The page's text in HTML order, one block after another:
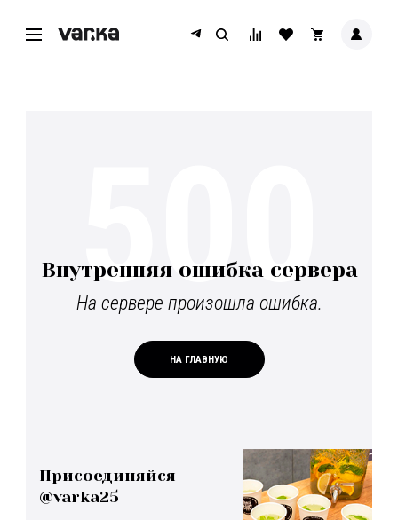
Внутренняя ошибка сервера
На сервере произошла ошибка.
НА ГЛАВНУЮ
500
Присоединяйся
@varka25